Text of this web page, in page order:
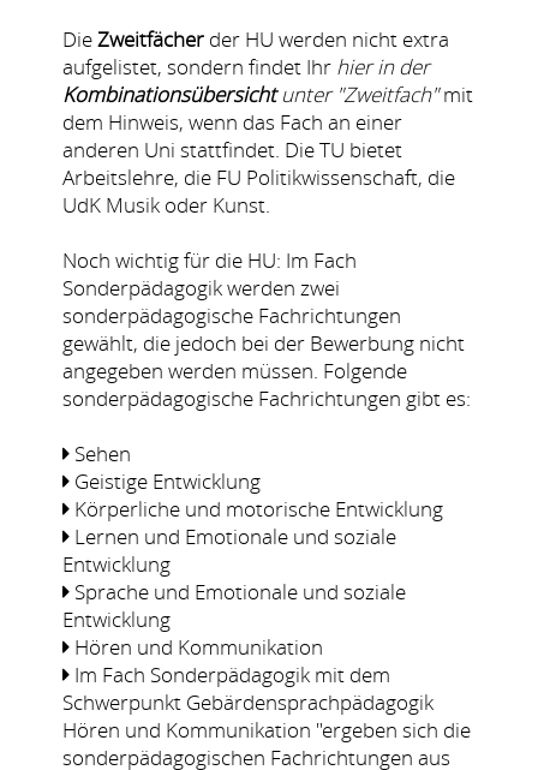
DieZweitfächer der HU werden nicht extra
aufgelistet, sondern findet Ihr hier in der
Kombinationsübersichtunter "Zweitfach"mit
dem Hinweis, wenn das Fach an einer
anderen Uni stattfindet. Die TU bietet
Arbeitslehre, die FU Politikwissenschaft, die
UdK Musik oder Kunst.
Noch wichtig für die HU: Im Fach
Sonderpädagogik werden zwei
sonderpädagogische Fachrichtungen
gewählt, die jedoch bei der Bewerbung nicht
angegeben werden müssen. Folgende
sonderpädagogische Fachrichtungen gibt es:
Sehen
Geistige Entwicklung
Körperliche und motorische Entwicklung
Lernen und Emotionale und soziale
Entwicklung
Sprache und Emotionale und soziale
Entwicklung
Hören und Kommunikation
Im Fach Sonderpädagogik mit dem
Schwerpunkt Gebärdensprachpädagogik
Hören und Kommunikation "ergeben sich die
sonderpädagogischen Fachrichtungen aus